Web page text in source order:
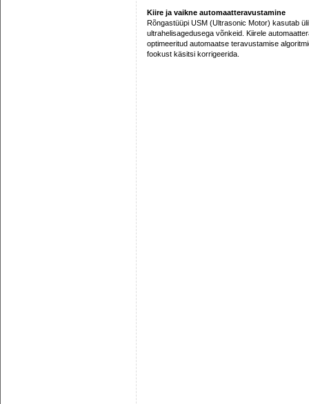
Kiire ja vaikne automaatteravustamine
Rõngastüüpi USM (Ultrasonic Motor) kasutab
ultrahelisagedusega võnkeid. Kiirele
optimeeritud automaatse teravustamise
fookust käsitsi korrigeerida.